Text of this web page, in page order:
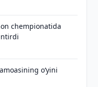
chempionatida
o‘yini